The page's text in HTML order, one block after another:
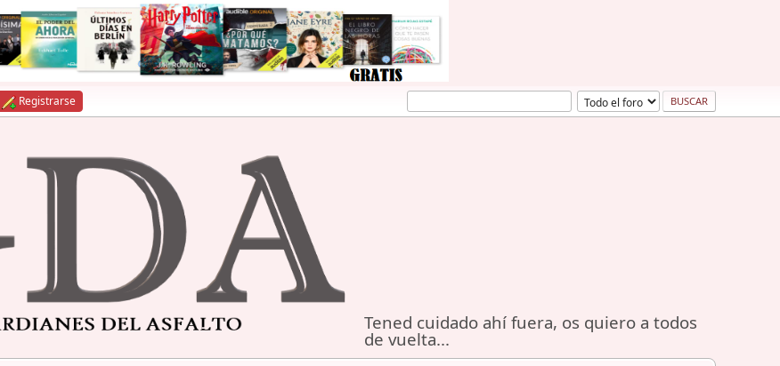
Registrarse
Tened cuidado ahí fuera, os quiero a todos
de vuelta...